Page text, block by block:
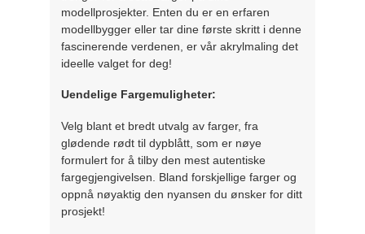
modellprosjekter. Enten du er en erfaren
modellbygger eller tar dine første skritt i denne
fascinerende verdenen, er vår akrylmaling det
ideelle valget for deg!
Uendelige Fargemuligheter:
Velg blant et bredt utvalg av farger, fra
glødende rødt til dypblått, som er nøye
formulert for å tilby den mest autentiske
fargegjengivelsen. Bland forskjellige farger og
oppnå nøyaktig den nyansen du ønsker for ditt
prosjekt!